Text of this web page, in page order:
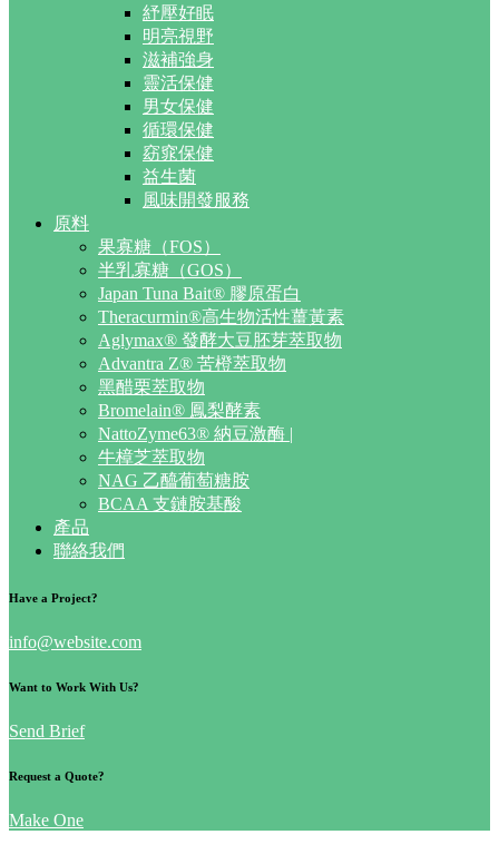
紓壓好眠
明亮視野
滋補強身
靈活保健
男女保健
循環保健
窈窕保健
益生菌
風味開發服務
原料
果寡糖（FOS）
半乳寡糖（GOS）
Japan Tuna Bait® 膠原蛋白
Theracurmin®高生物活性薑黃素
Aglymax® 發酵大豆胚芽萃取物
Advantra Z® 苦橙萃取物
黑醋栗萃取物
Bromelain® 鳳梨酵素
NattoZyme63® 納豆激酶 |
牛樟芝萃取物
NAG 乙醯葡萄糖胺
BCAA 支鏈胺基酸
產品
聯絡我們
Have a Project?
info@website.com
Want to Work With Us?
Send Brief
Request a Quote?
Make One